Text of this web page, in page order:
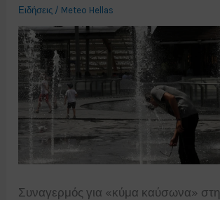
ΒΥΘΟ
ΤΡΙΩΝ
ΕΛΛΗΝΙΚΩΝ
ΝΗΣΙΩΝ
Ειδήσεις / Meteo Hellas
Συναγερμός για «κύμα καύσωνα» στη